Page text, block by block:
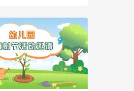
预览
使用